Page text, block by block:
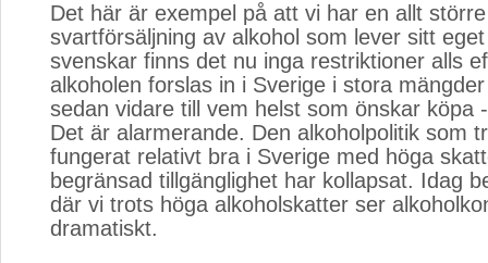
Det här är exempel på att vi har en allt
svartförsäljning av alkohol som lever sitt
svenskar finns det nu inga restriktioner alls
alkoholen forslas in i Sverige i stora
sedan vidare till vem helst som önskar köpa
Det är alarmerande. Den alkoholpolitik som
fungerat relativt bra i Sverige med höga
begränsad tillgänglighet har kollapsat. Idag
där vi trots höga alkoholskatter ser
dramatiskt.